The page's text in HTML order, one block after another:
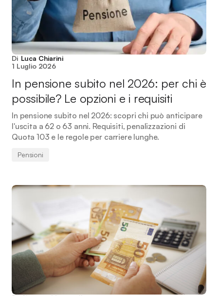
Di Luca Chiarini
1 Luglio 2026
In pensione subito nel 2026: per chi è
possibile? Le opzioni e i requisiti
In pensione subito nel 2026: scopri chi può anticipare
l'uscita a 62 o 63 anni. Requisiti, penalizzazioni di
Quota 103 e le regole per carriere lunghe.
Pensioni